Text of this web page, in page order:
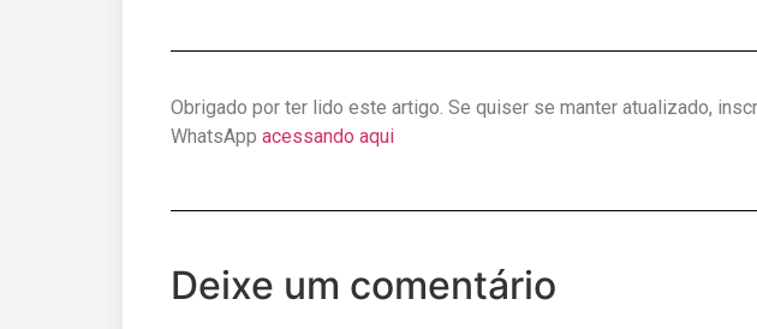
Obrigado por ter lido este artigo. Se quiser se manter atualizado,
WhatsApp acessando aqui
Deixe um comentário